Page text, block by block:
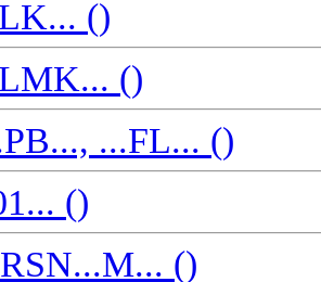
()
()
...FL... ()
()
()